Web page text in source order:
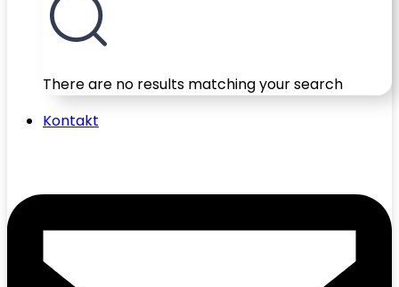
There are no results matching your search
Kontakt